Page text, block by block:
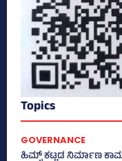
Topics
GOVERNANCE
ಹಿಮ್ಸ್‌ ಕಟ್ಟಡ ನಿರ್ಮಾಣ